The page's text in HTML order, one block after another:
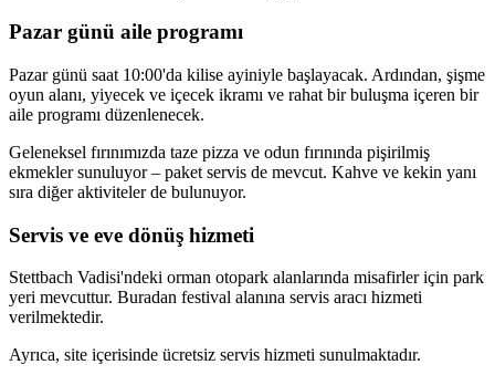
Pazar günü aile programı
Pazar günü saat 10:00'da kilise ayiniyle başlayacak. Ardından, şişme
oyun alanı, yiyecek ve içecek ikramı ve rahat bir buluşma içeren bir
aile programı düzenlenecek.
Geleneksel fırınımızda taze pizza ve odun fırınında pişirilmiş
ekmekler sunuluyor – paket servis de mevcut. Kahve ve kekin yanı
sıra diğer aktiviteler de bulunuyor.
Servis ve eve dönüş hizmeti
Stettbach Vadisi'ndeki orman otopark alanlarında misafirler için park
yeri mevcuttur. Buradan festival alanına servis aracı hizmeti
verilmektedir.
Ayrıca, site içerisinde ücretsiz servis hizmeti sunulmaktadır.